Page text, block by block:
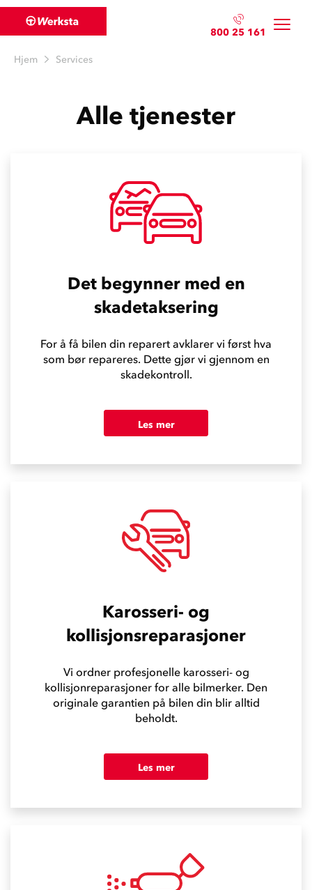
800 25 161
Hjem Services
Alle tjenester
Det begynner med en
skadetaksering
For å få bilen din reparert avklarer vi først hva
som bør repareres. Dette gjør vi gjennom en
skadekontroll.
Les mer
Karosseri- og
kollisjonsreparasjoner
Vi ordner profesjonelle karosseri- og
kollisjonreparasjoner for alle bilmerker. Den
originale garantien på bilen din blir alltid
beholdt.
Les mer